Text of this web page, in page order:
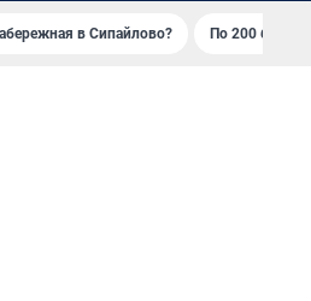
в Сипайлово? По 200